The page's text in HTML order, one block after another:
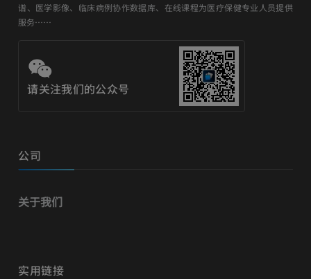
谱、医学影像、临床病例协作数据库、在线课程为医疗保健专业人员提供
服务……
请关注我们的公众号
公司
关于我们
实用链接